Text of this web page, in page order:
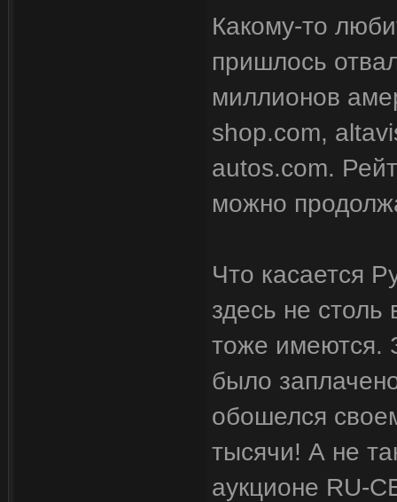
Какому-то
пришлось
миллионов
shop.com,
autos.com.
можно
Что касается
здесь не
тоже имеются.
было
обошелся
тысячи! А не
аукционе RU-